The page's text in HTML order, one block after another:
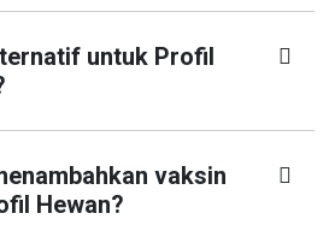
untuk Profil
vaksin
Hewan?